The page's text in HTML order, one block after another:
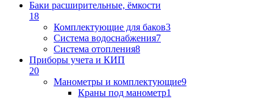
Баки расширительные, ёмкости
18
Комплектующие для баков3
Система водоснабжения7
Система отопления8
Приборы учета и КИП
20
Манометры и комплектующие9
Краны под манометр1